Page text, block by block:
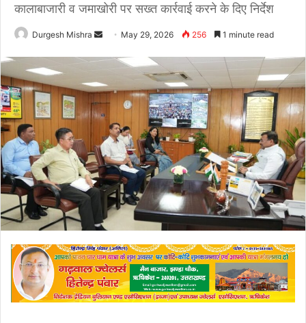
कालाबाजारी व जमाखोरी पर सख्त कार्रवाई करने के दिए निर्देश
Durgesh Mishra
Send May 29, 2026 256 1 minute read